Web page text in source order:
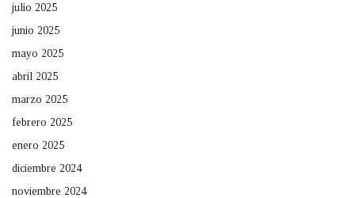
julio 2025
junio 2025
mayo 2025
abril 2025
marzo 2025
febrero 2025
enero 2025
diciembre 2024
noviembre 2024